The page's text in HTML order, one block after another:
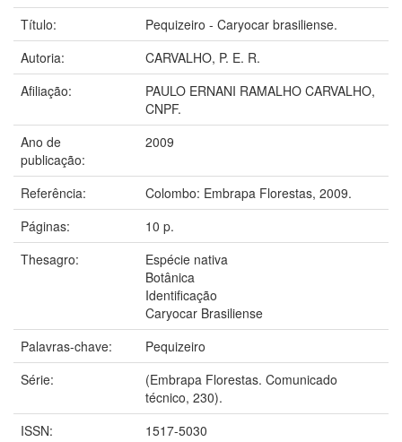
Título:
Pequizeiro - Caryocar brasiliense.
Autoria:
CARVALHO, P. E. R.
Afiliação:
PAULO ERNANI RAMALHO CARVALHO,
CNPF.
Ano de
publicação:
2009
Referência:
Colombo: Embrapa Florestas, 2009.
Páginas:
10 p.
Thesagro:
Espécie nativa
Botânica
Identificação
Caryocar Brasiliense
Palavras-chave:
Pequizeiro
Série:
(Embrapa Florestas. Comunicado
técnico, 230).
ISSN:
1517-5030